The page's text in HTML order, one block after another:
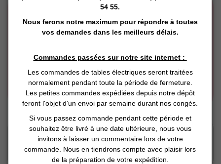
Click and Collect
Vous Réservez en ligne
Nous préparons
Vous retirez en magasin
54 55.
Nous ferons notre maximum pour répondre à toutes
vos demandes dans les meilleurs délais.
Commandes passées sur notre site internet :
Les commandes de tables électriques seront traitées
normalement pendant toute la période de fermeture.
Les petites commandes expédiées depuis notre dépôt
feront l'objet d'un envoi par semaine durant nos congés.
Si vous passez commande pendant cette période et
souhaitez être livré à une date ultérieure, nous vous
invitons à laisser un commentaire lors de votre
commande. Nous en tiendrons compte avec plaisir lors
de la préparation de votre expédition.